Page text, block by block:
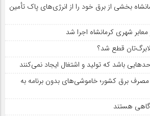
بخشی از برق خود را از انرژی‌های پاک تأمین
قطع شد؟
باشد که تولید و اشتغال ایجاد نمی‌کنند
نیاز مصرف برق کشور؛ خاموشی‌های بدون برنامه به
هستند